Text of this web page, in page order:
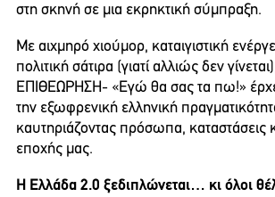
στη σκηνή σε μια εκρηκτική σύμπραξη.
Με αιχμηρό χιούμορ, καταιγιστική
πολιτική σάτιρα (γιατί αλλιώς δεν
ΕΠΙΘΕΩΡΗΣΗ- «Εγώ θα σας τα πω!»
την εξωφρενική ελληνική
καυτηριάζοντας πρόσωπα, καταστάσεις
εποχής μας.
Η Ελλάδα 2.0 ξεδιπλώνεται… κι όλοι